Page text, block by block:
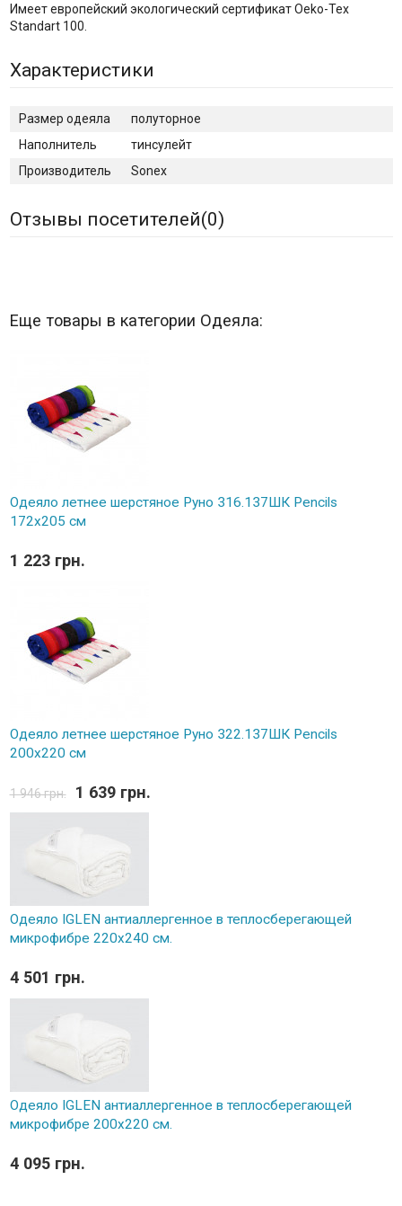
Имеет европейский экологический сертификат Oeko-Tex
Standart 100.
Характеристики
Размер одеяла
полуторное
Наполнитель
тинсулейт
Производитель
Sonex
Отзывы посетителей(0)
Еще товары в категории Одеяла:
Одеяло летнее шерстяное Руно 316.137ШК Pencils
172х205 см
1 223 грн.
Одеяло летнее шерстяное Руно 322.137ШК Рencils
200x220 см
1 946 грн. 1 639 грн.
Одеяло IGLEN антиаллергенное в теплосберегающей
микрофибре 220х240 см.
4 501 грн.
Одеяло IGLEN антиаллергенное в теплосберегающей
микрофибре 200х220 см.
4 095 грн.